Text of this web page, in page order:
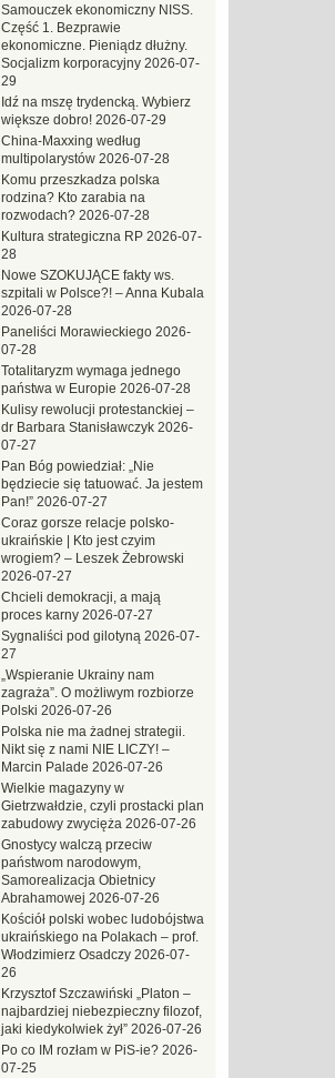
Samouczek ekonomiczny NISS.
Część 1. Bezprawie
ekonomiczne. Pieniądz dłużny.
Socjalizm korporacyjny 2026-07-
29
Idź na mszę trydencką. Wybierz
większe dobro! 2026-07-29
China-Maxxing według
multipolarystów 2026-07-28
Komu przeszkadza polska
rodzina? Kto zarabia na
rozwodach? 2026-07-28
Kultura strategiczna RP 2026-07-
28
Nowe SZOKUJĄCE fakty ws.
szpitali w Polsce?! – Anna Kubala
2026-07-28
Paneliści Morawieckiego 2026-
07-28
Totalitaryzm wymaga jednego
państwa w Europie 2026-07-28
Kulisy rewolucji protestanckiej –
dr Barbara Stanisławczyk 2026-
07-27
Pan Bóg powiedział: „Nie
będziecie się tatuować. Ja jestem
Pan!” 2026-07-27
Coraz gorsze relacje polsko-
ukraińskie | Kto jest czyim
wrogiem? – Leszek Żebrowski
2026-07-27
Chcieli demokracji, a mają
proces karny 2026-07-27
Sygnaliści pod gilotyną 2026-07-
27
„Wspieranie Ukrainy nam
zagraża”. O możliwym rozbiorze
Polski 2026-07-26
Polska nie ma żadnej strategii.
Nikt się z nami NIE LICZY! –
Marcin Palade 2026-07-26
Wielkie magazyny w
Gietrzwałdzie, czyli prostacki plan
zabudowy zwycięża 2026-07-26
Gnostycy walczą przeciw
państwom narodowym,
Samorealizacja Obietnicy
Abrahamowej 2026-07-26
Kościół polski wobec ludobójstwa
ukraińskiego na Polakach – prof.
Włodzimierz Osadczy 2026-07-
26
Krzysztof Szczawiński „Platon –
najbardziej niebezpieczny filozof,
jaki kiedykolwiek żył” 2026-07-26
Po co IM rozłam w PiS-ie? 2026-
07-25